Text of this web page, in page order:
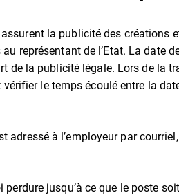
la publicité des créations
représentant de l’Etat. La date
de la publicité légale. Lors de la
le temps écoulé entre la
adressé à l’employeur par
jusqu’à ce que le poste